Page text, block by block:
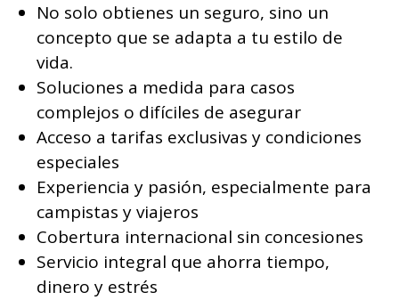
No solo obtienes un seguro, sino un
concepto que se adapta a tu estilo de
vida.
Soluciones a medida para casos
complejos o difíciles de asegurar
Acceso a tarifas exclusivas y condiciones
especiales
Experiencia y pasión, especialmente para
campistas y viajeros
Cobertura internacional sin concesiones
Servicio integral que ahorra tiempo,
dinero y estrés